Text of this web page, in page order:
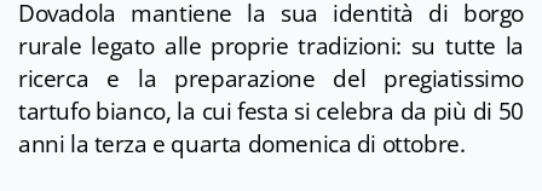
Dovadola mantiene la sua identità di borgo
rurale legato alle proprie tradizioni: su tutte la
ricerca e la preparazione del pregiatissimo
tartufo bianco, la cui festa si celebra da più di 50
anni la terza e quarta domenica di ottobre.